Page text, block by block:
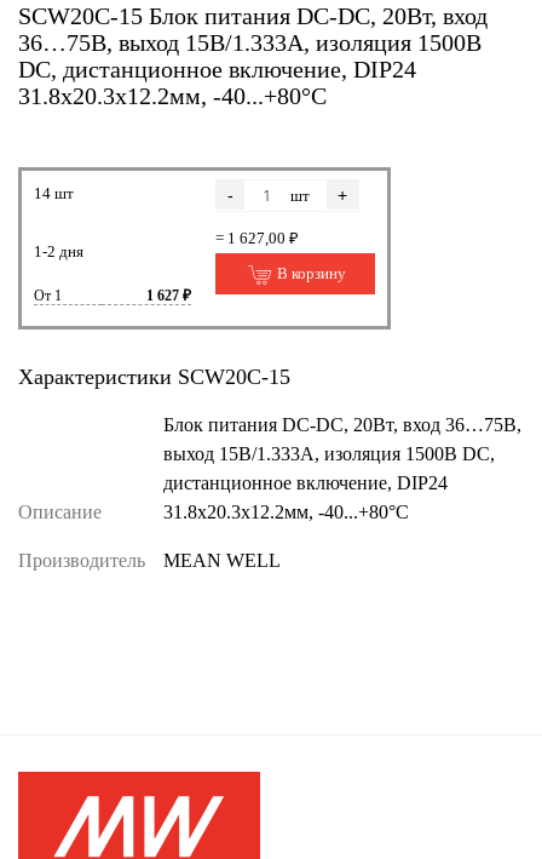
SCW20C-15 Блок питания DC-DC, 20Вт, вход
36…75В, выход 15В/1.333А, изоляция 1500В
DC, дистанционное включение, DIP24
31.8х20.3х12.2мм, -40...+80°С
14 шт
1-2 дня
От 1 1 627 ₽
- шт +
= 1 627,00 ₽
В корзину
Характеристики SCW20C-15
Описание
Блок питания DC-DC, 20Вт, вход 36…75В,
выход 15В/1.333А, изоляция 1500В DC,
дистанционное включение, DIP24
31.8х20.3х12.2мм, -40...+80°С
Производитель MEAN WELL